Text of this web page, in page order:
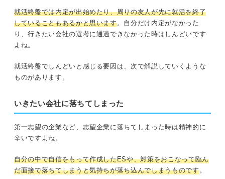
就活終盤では内定が出始めたり、周りの友人が先に就活を終了
していることもあるかと思います。自分だけ内定がなかった
り、行きたい会社の選考に通過できなかった時はしんどいです
よね。
就活終盤でしんどいと感じる要因は、次で解説していくような
ものがあります。
いきたい会社に落ちてしまった
第一志望の企業など、志望企業に落ちてしまった時は精神的に
辛いですよね。
自分の中で自信をもって作成したESや、対策をおこなって臨ん
だ面接で落ちてしまうと気持ちが落ち込んでしまうものです。